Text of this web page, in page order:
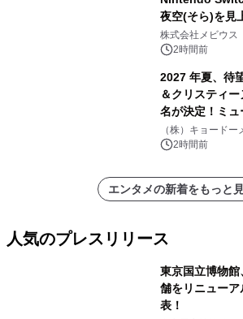
夜空(そら)を見
配信開始！
株式会社メビウス
2時間前
2027 年夏、待
＆クリスティ
名が決定！ミュ
ム』
（株）キョードー
2時間前
エンタメの新着をもっと
人気のプレスリリース
東京国立博物
舗をリニュー
表！